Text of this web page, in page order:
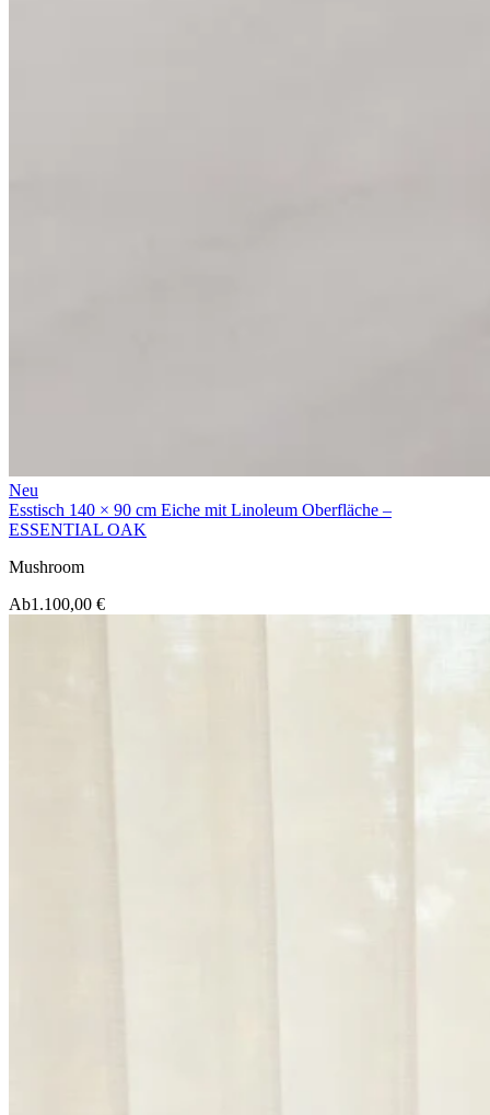
Neu
Esstisch 140 × 90 cm Eiche mit Linoleum Oberfläche –
ESSENTIAL OAK
Mushroom
Ab1.100,00 €